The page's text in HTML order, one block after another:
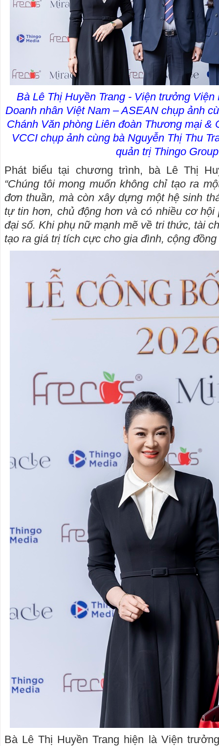
Bà Lê Thị Huyền Trang - Viện trưởng
Doanh nhân Việt Nam – ASEAN chụp ảnh
Chánh Văn phòng Liên đoàn Thương mại &
VCCI chụp ảnh cùng bà Nguyễn Thị Thu
quản trị Thingo
Phát biểu tại chương trình, bà Lê Thị
“Chúng tôi mong muốn không chỉ tạo ra
đơn thuần, mà còn xây dựng một hệ sinh
tự tin hơn, chủ động hơn và có nhiều cơ hội
đại số. Khi phụ nữ mạnh mẽ về tri thức, tài
tạo ra giá trị tích cực cho gia đình, cộng đồng
Bà Lê Thị Huyền Trang hiện là Viện